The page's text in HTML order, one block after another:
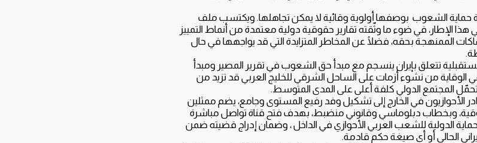
الشعوب بوصفها أولوية وقائية لا يمكن تجاهلها. ويكتسب ملف
الإطار، في ضوء ما وثّقته تقارير حقوقية دولية معتمدة من أنماط التمييز
الممنهجة بحقه، فضلًا عن المخاطر المتزايدة التي قد يواجهها في حال
تتعلق بإيران ينسجم مع مبدأ حق الشعوب في تقرير المصير ومبدأ
الوقاية من نشوء أزمات على الساحل الشرقي للخليج العربي قد تزيد من
المجتمع الدولي كلفة أعلى على المدى المتوسط.
الأحوازيون في الخارج إلى تشكيل وفد رفيع المستوى وجامع، يضم ممثلين
وبخطاب دبلوماسي وقانوني منضبط، بهدف فتح قناة تواصل مباشرة
الدولية للشعب العربي الأحوازي في الداخل ، وضمان إدراج قضيته ضمن
الحالي أو أي صيغة حكم قادمة.